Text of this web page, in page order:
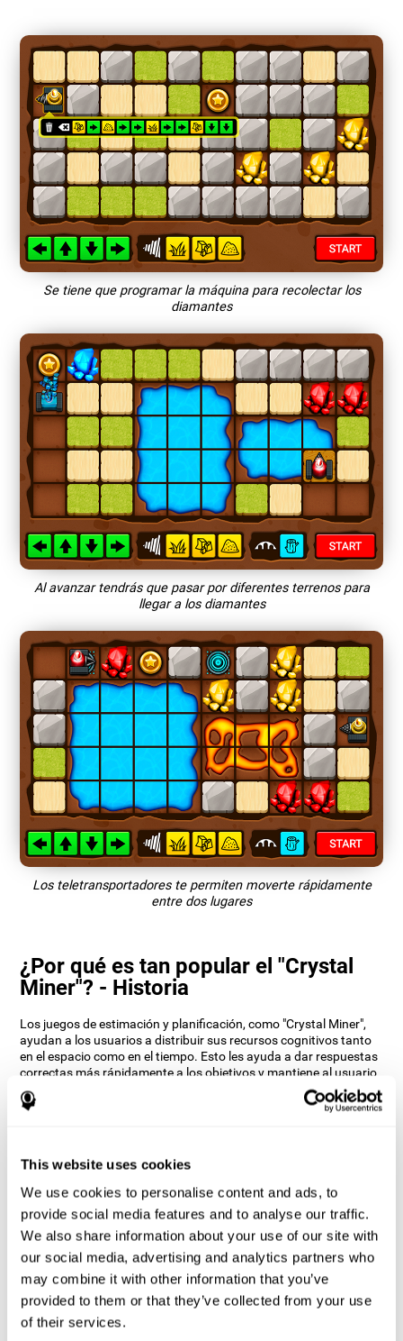
This website uses cookies
We use cookies to personalise content and ads, to
provide social media features and to analyse our traffic.
We also share information about your use of our site with
our social media, advertising and analytics partners who
may combine it with other information that you’ve
provided to them or that they’ve collected from your use
of their services.
Se tiene que programar la máquina para recolectar los
diamantes
Al avanzar tendrás que pasar por diferentes terrenos para
llegar a los diamantes
Los teletransportadores te permiten moverte rápidamente
entre dos lugares
¿Por qué es tan popular el "Crystal
Miner"? - Historia
Los juegos de estimación y planificación, como "Crystal Miner",
ayudan a los usuarios a distribuir sus recursos cognitivos tanto
en el espacio como en el tiempo. Esto les ayuda a dar respuestas
correctas más rápidamente a los objetivos y mantiene al usuario
entretenido mientras trabaja sus diferentes habilidades
cognitivas.
“Crystal Miner” mis habilidades
cognitivas?
Jugar a "Crystal Miner" estimula un patrón de activación neural
específico. Repetir y entrenar de manera consistente este patrón,
puede ayudar a crear nuevas sinapsis, y a que los circuitos
neuronales se reorganicen y recuperen funciones cognitivas
debilitadas o dañadas.
El juego del "Crystal Miner" ayuda a ejercitar la estimación, la
planificación y la percepción espacial. Estimular de manera